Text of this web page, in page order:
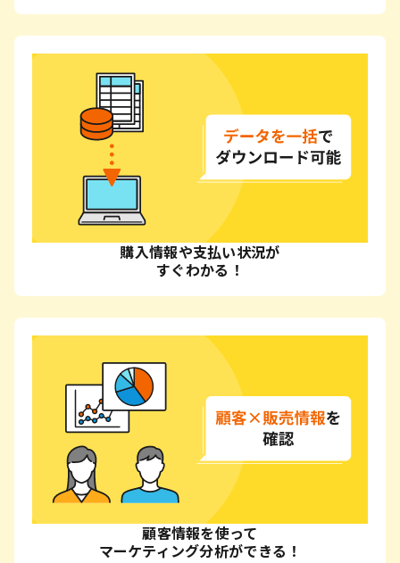
購入情報や支払い状況が
すぐわかる！
顧客情報を使って
マーケティング分析ができる！